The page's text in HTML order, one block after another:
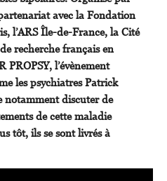
avec la Fondation
l’ARS Île-de-France, la Cité
recherche français en
l’évènement
les psychiatres Patrick
notamment discuter de
de cette maladie
tôt, ils se sont livrés à